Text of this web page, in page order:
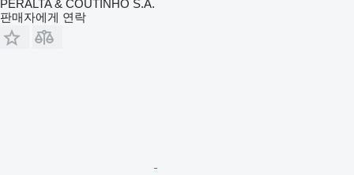
PERALTA & COUTINHO S.A.
판매자에게 연락